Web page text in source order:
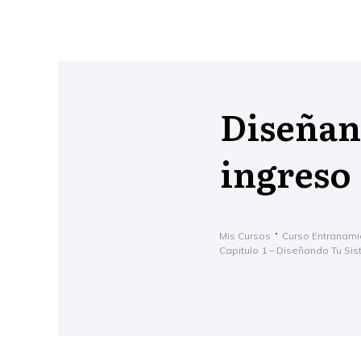
ingreso
Mis Cursos Curso
Capitulo 1 – Diseñando Tu